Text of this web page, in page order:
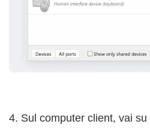
4. Sul computer client, vai su